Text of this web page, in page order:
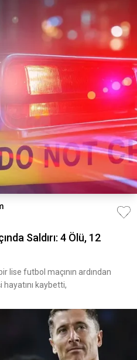
Saldırı: 4 Ölü, 12
lise futbol maçının ardından
hayatını kaybetti,